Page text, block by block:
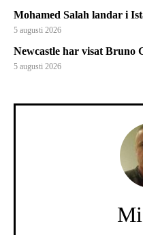
Mohamed Salah landar i
5 augusti 2026
Newcastle har visat Bruno
5 augusti 2026